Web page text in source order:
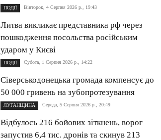
ПОДІЇ Вівторок, 4 Серпня 2026 р., 19:43
Литва викликає представника рф через
пошкодження посольства російським
ударом у Києві
ПОДІЇ Субота, 1 Серпня 2026 р., 14:22
Сіверськодонецька громада компенсує до
50 000 гривень на зубопротезування
ЛУГАНЩИНА Середа, 5 Серпня 2026 р., 20:49
Відбулось 216 бойових зіткнень, ворог
запустив 6,4 тис. дронів та скинув 213